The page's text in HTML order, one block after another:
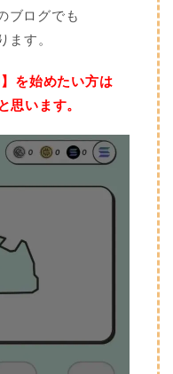
ブログでも
ます。
を始めたい方は
思います。